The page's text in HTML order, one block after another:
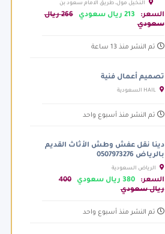
النخيل مول، طريق الامام سعود بن
عبدالعزيز بن محمد الفرعي، الرياض السعودية
السعر: 213 ريال سعودي
266 ريال
سعودي
تم النشر منذ 13 ساعة
تصميم أعمال فنية
تم النشر منذ أسبوع واحد
دينا نقل عفش وطش الأثاث القديم
بالرياض 0507973276
السعر: 380 ريال سعودي
400
ريال سعودي
تم النشر منذ أسبوع واحد